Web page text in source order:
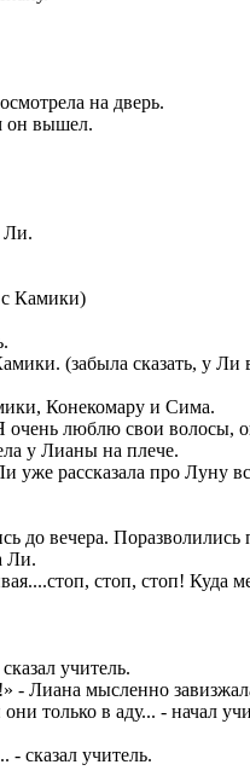
на дверь.
он вышел.
Ли.
Камики)
(забыла сказать, у Ли
Конекомару и Сима.
люблю свои волосы,
у Лианы на плече.
уже рассказала про Луну
до вечера. Поразволились
Ли.
стоп, стоп! Куда
учитель.
Лиана мысленно
только в аду... - начал
- сказал учитель.